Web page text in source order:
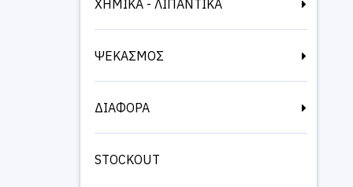
ΧΗΜΙΚΑ - ΛΙΠΑΝΤΙΚΑ
ΨΕΚΑΣΜΟΣ
ΔΙΑΦΟΡΑ
STOCKOUT